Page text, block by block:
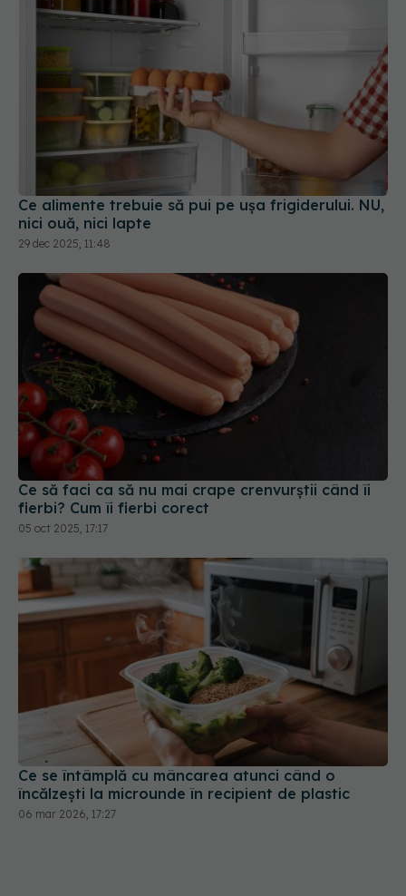
Ce alimente trebuie să pui pe ușa frigiderului. NU,
nici ouă, nici lapte
29 dec 2025, 11:48
Ce să faci ca să nu mai crape crenvurștii când îi
fierbi? Cum îi fierbi corect
05 oct 2025, 17:17
Ce se întâmplă cu mâncarea atunci când o
încălzești la microunde în recipient de plastic
06 mar 2026, 17:27